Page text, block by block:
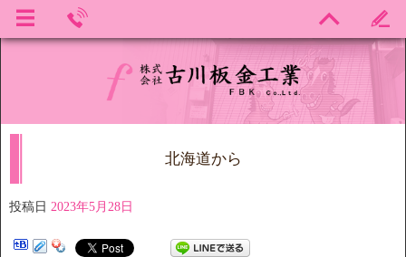
北海道から
投稿日 2023年5月28日